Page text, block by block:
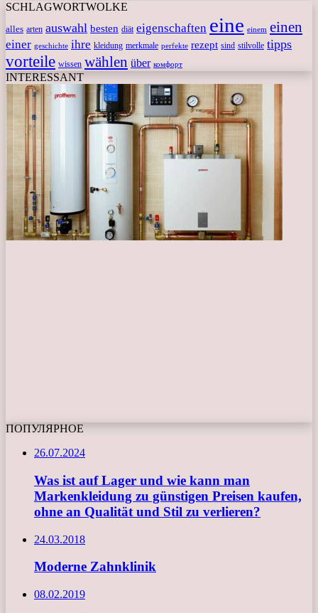
SCHLAGWORTWOLKE
alles arten auswahl besten diät eigenschaften eine einem einen
einer geschichte ihre kleidung merkmale perfekte rezept sind stilvolle tipps
vorteile wissen wählen über комфорт
INTERESSANT
ПОПУЛЯРНОЕ
26.07.2024
Was ist auf Lager und wie kann man
Markenkleidung zu günstigen Preisen kaufen,
ohne an Qualität und Stil zu verlieren?
24.03.2018
Moderne Zahnklinik
08.02.2019